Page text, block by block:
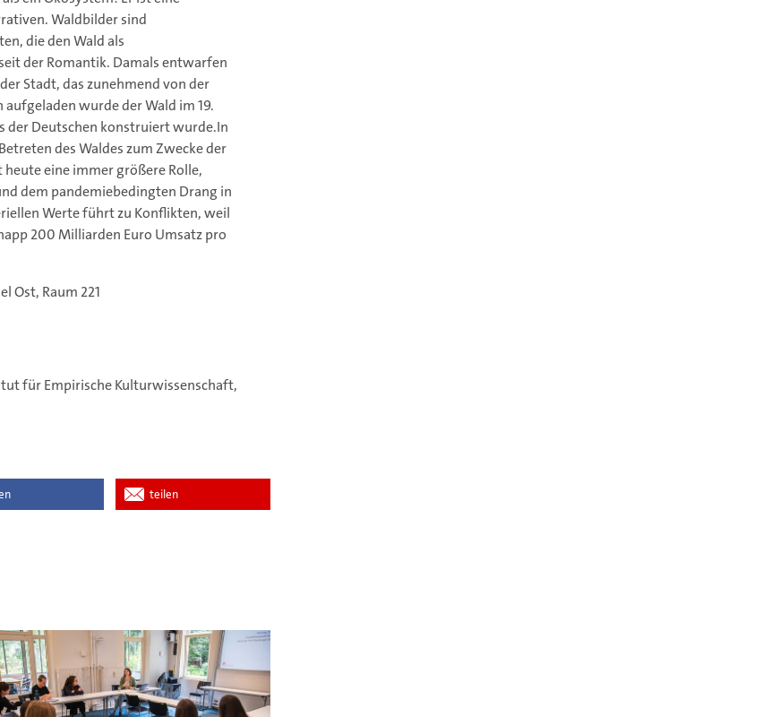
Waldbilder sind
die den Wald als
der Romantik. Damals entwarfen
Stadt, das zunehmend von der
wurde der Wald im 19.
der Deutschen konstruiert wurde.In
des Waldes zum Zwecke der
eine immer größere Rolle,
dem pandemiebedingten Drang in
Werte führt zu Konflikten, weil
200 Milliarden Euro Umsatz pro
Ost, Raum 221
für Empirische Kulturwissenschaft,
teilen